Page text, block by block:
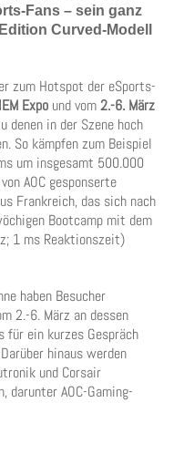
Fans – sein ganz
Curved-Modell
zum Hotspot der eSports-
IEM Expo und vom2.-6. März
denen in der Szene hoch
So kämpfen zum Beispiel
um insgesamt 500.000
AOC gesponserte
Frankreich, das sich nach
Bootcamp mit dem
1 ms Reaktionszeit)
haben Besucher
2.-6. März an dessen
für ein kurzes Gespräch
hinaus werden
und Corsair
darunter AOC-Gaming-